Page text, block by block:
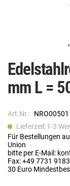
mm L =
Art.Nr.: NRO00501
Lieferzeit 1-3
Für Bestellungen
Union
bitte per E-Mail:
Fax: +49 7731
30 Euro